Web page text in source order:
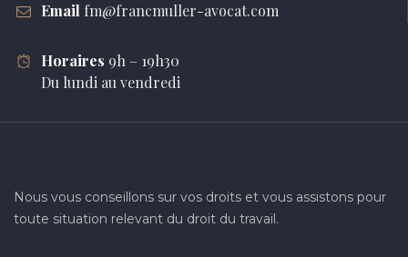
Email fm@francmuller-avocat.com
Horaires 9h – 19h30
Du lundi au vendredi
Nous vous conseillons sur vos droits et vous assistons pour
toute situation relevant du droit du travail.